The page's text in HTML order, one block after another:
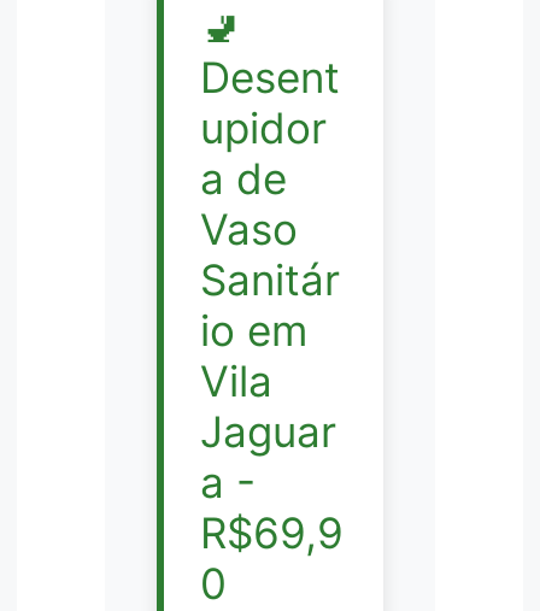
🚽
Desent
upidor
a de
Vaso
Sanitár
io em
Vila
Jaguar
a -
R$69,9
0